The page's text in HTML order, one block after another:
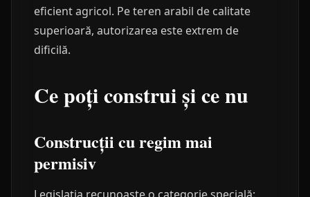
eficient agricol. Pe teren arabil de calitate
superioară, autorizarea este extrem de
dificilă.
Ce poți construi și ce nu
Construcții cu regim mai
permisiv